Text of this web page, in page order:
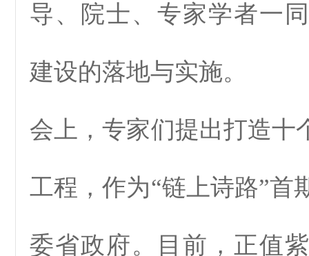
导、院士、专家学者一
建设的落地与实施。
会上，专家们提出打造十
工程，作为“链上诗路”首
委省政府。目前，正值